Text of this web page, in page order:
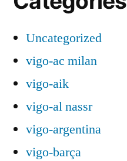
Uncategorized
vigo-ac milan
vigo-aik
vigo-al nassr
vigo-argentina
vigo-barça